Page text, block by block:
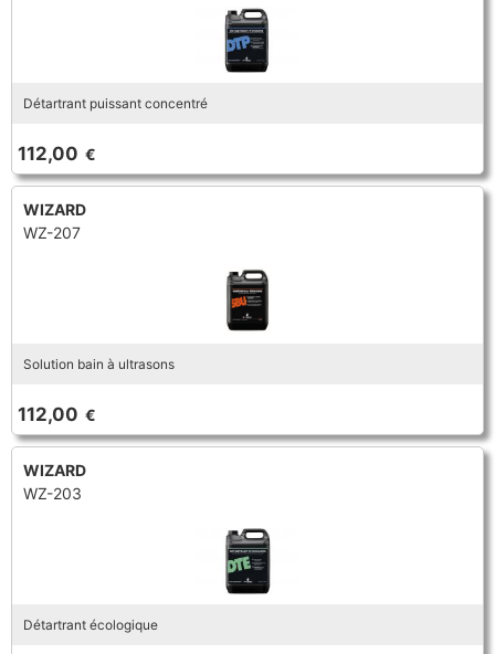
Détartrant puissant concentré
112,00 €
WIZARD
WZ-207
Solution bain à ultrasons
112,00 €
WIZARD
WZ-203
Détartrant écologique